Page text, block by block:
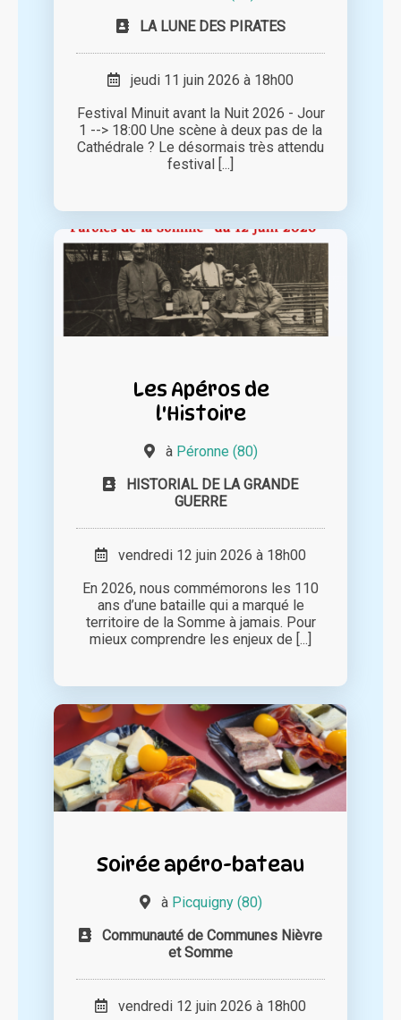
LA LUNE DES PIRATES
jeudi 11 juin 2026 à 18h00
Festival Minuit avant la Nuit 2026 - Jour
1 --> 18:00 Une scène à deux pas de la
Cathédrale ? Le désormais très attendu
festival [...]
Les Apéros de
l'Histoire
à Péronne (80)
HISTORIAL DE LA GRANDE
GUERRE
vendredi 12 juin 2026 à 18h00
En 2026, nous commémorons les 110
ans d’une bataille qui a marqué le
territoire de la Somme à jamais. Pour
mieux comprendre les enjeux de [...]
Soirée apéro-bateau
à Picquigny (80)
Communauté de Communes Nièvre
et Somme
vendredi 12 juin 2026 à 18h00